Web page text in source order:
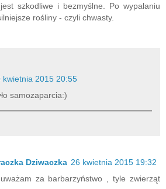
szkodliwe i bezmyślne. Po wypalaniu
rośliny - czyli chwasty.
kwietnia 2015 20:55
samozaparcia:)
Dziwaczka 26 kwietnia 2015 19:32
za barbarzyństwo , tyle zwierząt